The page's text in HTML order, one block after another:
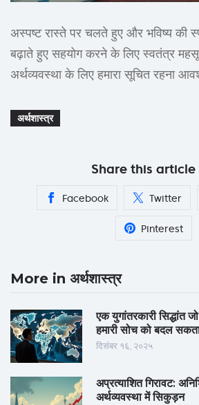
अस्पष्ट रास्ते पर चलते हुए और भविष्य की
बढ़ाते हुए सहयोग करने के लिए स्वतंत्र
अर्थव्यवस्था के लिए हमारा सूचित रहना
अर्थशास्त्र
Share this article
Facebook Twitter
Pinterest
More in अर्थशास्त्र
एक युगांतरकारी सिद्धांत
हमारी सोच को बदल
दिसंबर १६, २०२५
अप्रत्याशित गिरावट:
अर्थव्यवस्था में सिकुड़न